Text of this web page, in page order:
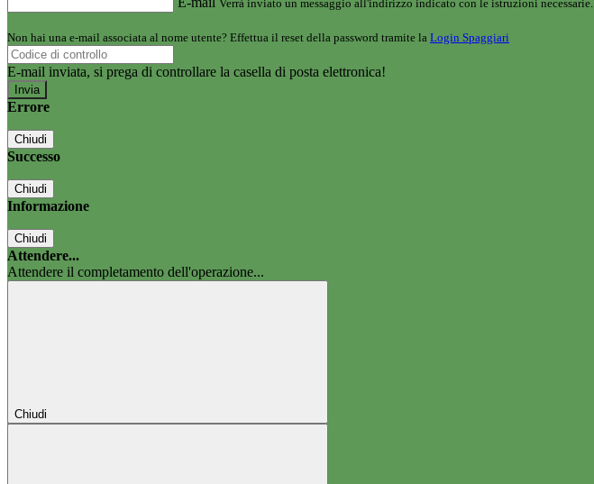
Verrà inviato un messaggio all'indirizzo indicato con le istruzioni necessarie.
Non hai una e-mail associata al nome utente? Effettua il reset della password tramite la Login Spaggiari
E-mail inviata, si prega di controllare la casella di posta elettronica!
Errore
Chiudi
Successo
Chiudi
Informazione
Chiudi
Attendere...
Attendere il completamento dell'operazione...
Chiudi